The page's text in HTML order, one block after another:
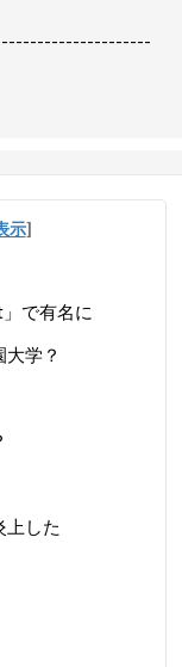
示]
で有名に
学？
上した